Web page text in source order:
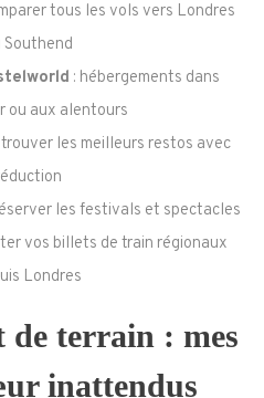
tous les vols vers Londres
Southend
: hébergements dans
ou aux alentours
trouver les meilleurs restos avec
les festivals et spectacles
vos billets de train régionaux
Londres
de terrain : mes
inattendus